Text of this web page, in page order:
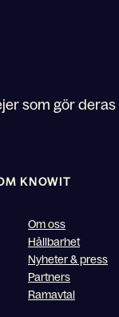
som gör
KNOWIT
Om oss
Hållbarhet
Nyheter & press
Partners
Ramavtal